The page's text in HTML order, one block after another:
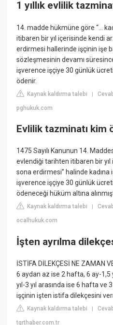
1 yıllık evlilik
14. madde hükmüne göre “…
itibaren bir yıl içerisinde kendi
erdirmesi hallerinde işçinin işe
sözleşmesinin devamı
işverence işçiye 30 günlük
ödenir.
Kaynak kaldırma talebi |
pghukuk.com
Evlilik tazminatı kim
1475 Sayılı Kanunun 14.
evlendiği tarihten itibaren bir
sona erdirmesi” halinde kadına
işverence işçiye 30 günlük
ödeneceği hüküm altına
Kaynak kaldırma talebi |
ocalhukuk.com
İşten ayrılma
İSTİFA DİLEKÇESİ NE ZAMAN
6 aydan az ise 2 hafta, 6 ay-1,5
yıl-3 yıl arasında ise 6 hafta
işçinin işten istifa dilekçesini
Kaynak kaldırma talebi |
tgrthaber.com.tr